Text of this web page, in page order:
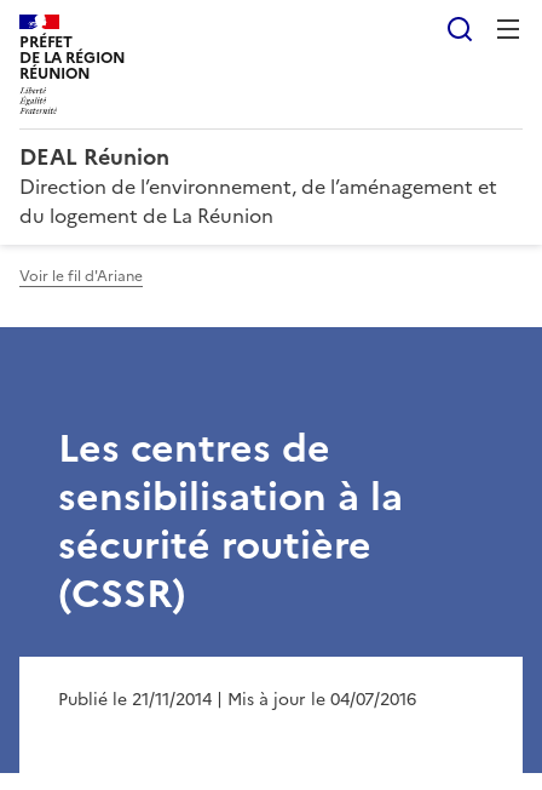
PRÉFET
DE LA RÉGION
RÉUNION
DEAL Réunion
Direction de l’environnement, de l’aménagement et
du logement de La Réunion
Voir le fil d'Ariane
Les centres de
sensibilisation à la
sécurité routière
(CSSR)
Publié le 21/11/2014 | Mis à jour le 04/07/2016